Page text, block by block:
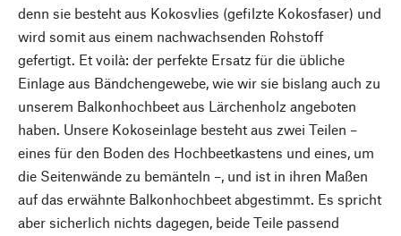
denn sie besteht aus Kokosvlies (gefilzte Kokosfaser) und
wird somit aus einem nachwachsenden Rohstoff
gefertigt. Et voilà: der perfekte Ersatz für die übliche
Einlage aus Bändchengewebe, wie wir sie bislang auch zu
unserem Balkonhochbeet aus Lärchenholz angeboten
haben. Unsere Kokoseinlage besteht aus zwei Teilen –
eines für den Boden des Hochbeetkastens und eines, um
die Seitenwände zu bemänteln –, und ist in ihren Maßen
auf das erwähnte Balkonhochbeet abgestimmt. Es spricht
aber sicherlich nichts dagegen, beide Teile passend